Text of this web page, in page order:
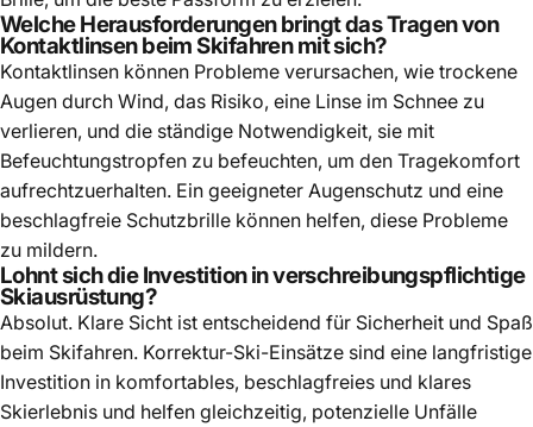
Welche Herausforderungen bringt das Tragen von
Kontaktlinsen beim Skifahren mit sich?
Kontaktlinsen können Probleme verursachen, wie trockene
Augen durch Wind, das Risiko, eine Linse im Schnee zu
verlieren, und die ständige Notwendigkeit, sie mit
Befeuchtungstropfen zu befeuchten, um den Tragekomfort
aufrechtzuerhalten. Ein geeigneter Augenschutz und eine
beschlagfreie Schutzbrille können helfen, diese Probleme
zu mildern.
Lohnt sich die Investition in verschreibungspflichtige
Skiausrüstung?
Absolut. Klare Sicht ist entscheidend für Sicherheit und Spaß
beim Skifahren. Korrektur-Ski-Einsätze sind eine langfristige
Investition in komfortables, beschlagfreies und klares
Skierlebnis und helfen gleichzeitig, potenzielle Unfälle